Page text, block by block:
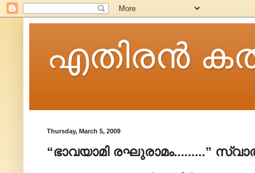
എതിരന്‍
Thursday, March 5, 2009
“ഭാവയാമി രഘുരാമം.........”